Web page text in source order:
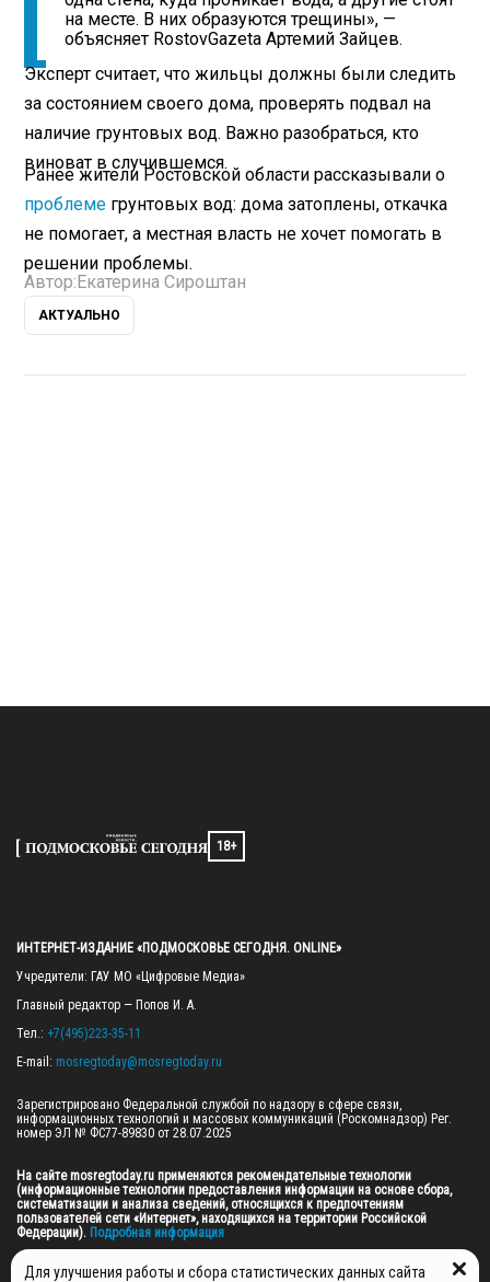
на месте. В них образуются трещины», —
объясняет RostovGazeta Артемий Зайцев.
Эксперт считает, что жильцы должны были следить
за состоянием своего дома, проверять подвал на
наличие грунтовых вод. Важно разобраться, кто
виноват в случившемся.
Ранее жители Ростовской области рассказывали о
проблеме грунтовых вод: дома затоплены, откачка
не помогает, а местная власть не хочет помогать в
решении проблемы.
Автор: Екатерина Сироштан
АКТУАЛЬНО
18+
ИНТЕРНЕТ-ИЗДАНИЕ «ПОДМОСКОВЬЕ СЕГОДНЯ. ONLINE»
Учредители: ГАУ МО «Цифровые Медиа»
Главный редактор — Попов И. А.
Тел.: +7(495)223-35-11
E-mail: mosregtoday@mosregtoday.ru
Зарегистрировано Федеральной службой по надзору в сфере связи,
информационных технологий и массовых коммуникаций (Роскомнадзор) Рег.
номер ЭЛ № ФС77-89830 от 28.07.2025
На сайте mosregtoday.ru применяются рекомендательные технологии
(информационные технологии предоставления информации на основе сбора,
систематизации и анализа сведений, относящихся к предпочтениям
пользователей сети «Интернет», находящихся на территории Российской
Федерации). Подробная информация
© 2026 ПРАВА НА ВСЕ МАТЕРИАЛЫ САЙТА ПРИНАДЛЕЖАТ ГАУ МО "ЦИФРОВЫЕ
МЕДИА" (ОГРН: 1255000059467).
Для улучшения работы и сбора статистических данных сайта